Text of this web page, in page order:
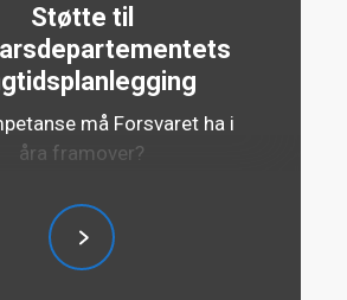
Støtte til
må Forsvaret ha i
åra framover?